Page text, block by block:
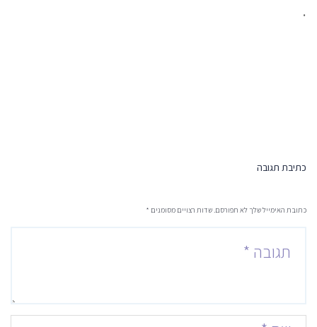
.
כתיבת תגובה
כתובת האימייל שלך לא תפורסם. שדות רצויים מסומנים *